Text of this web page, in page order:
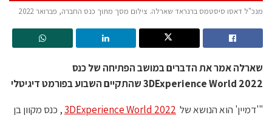
מנכ"ל דאסו סיסטמס ברנראד שארלה. צילום מסך מתוך כנס החברה, פברואר 2022
שארלה אמר את הדברים במושב הפתיחה של כנס
3DExperience World 2022 שהתקיים השבוע בפורמט דיגיטלי
"'דמיין' הוא הנושא של 3DExperience World 2022, כנס מקוון בן